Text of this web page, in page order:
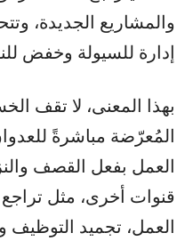
والمشاريع الجديدة،
إدارة للسيولة وخفض
بهذا المعنى، لا تقف
المُعرّضة مباشرةً
العمل بفعل القصف
قنوات أخرى، مثل
العمل، تجميد التوظيف